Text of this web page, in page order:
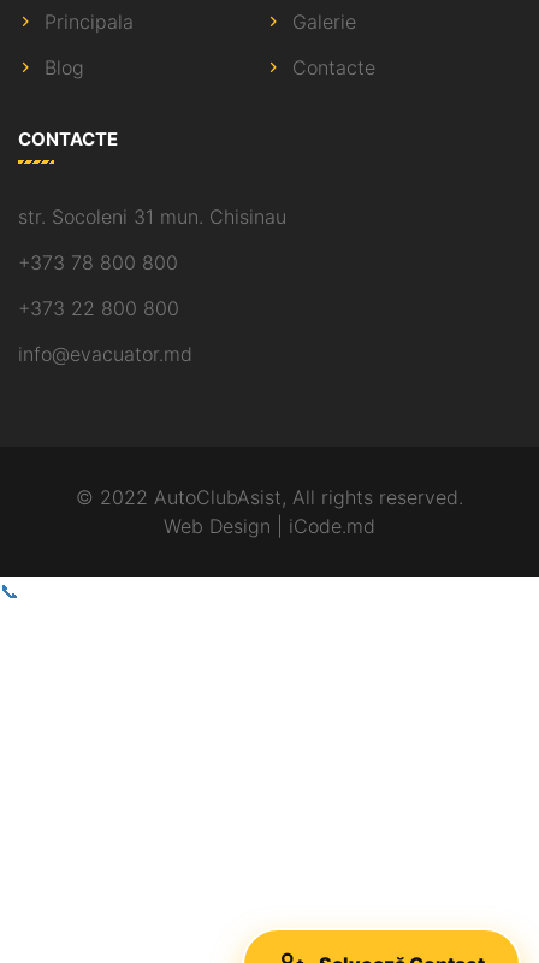
Principala
Galerie
Blog
Contacte
CONTACTE
str. Socoleni 31 mun. Chisinau
+373 78 800 800
+373 22 800 800
info@evacuator.md
© 2022 AutoClubAsist, All rights reserved.
Web Design | iCode.md
📞